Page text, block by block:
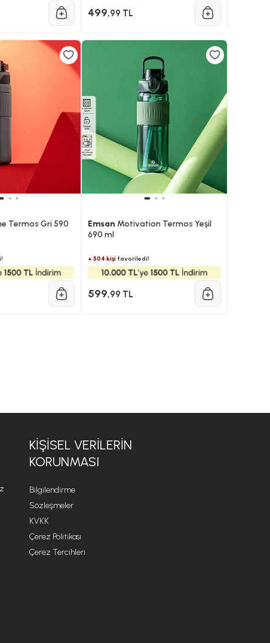
499,99 TL
Termos Gri 590
Emsan Motivation Termos Yeşil
690 ml
+ 504 kişi favoriledi!
599,99 TL
KİŞİSEL VERİLERİN
KORUNMASI
Bilgilendirme
Sözleşmeler
KVKK
Çerez Politikası
Çerez Tercihleri